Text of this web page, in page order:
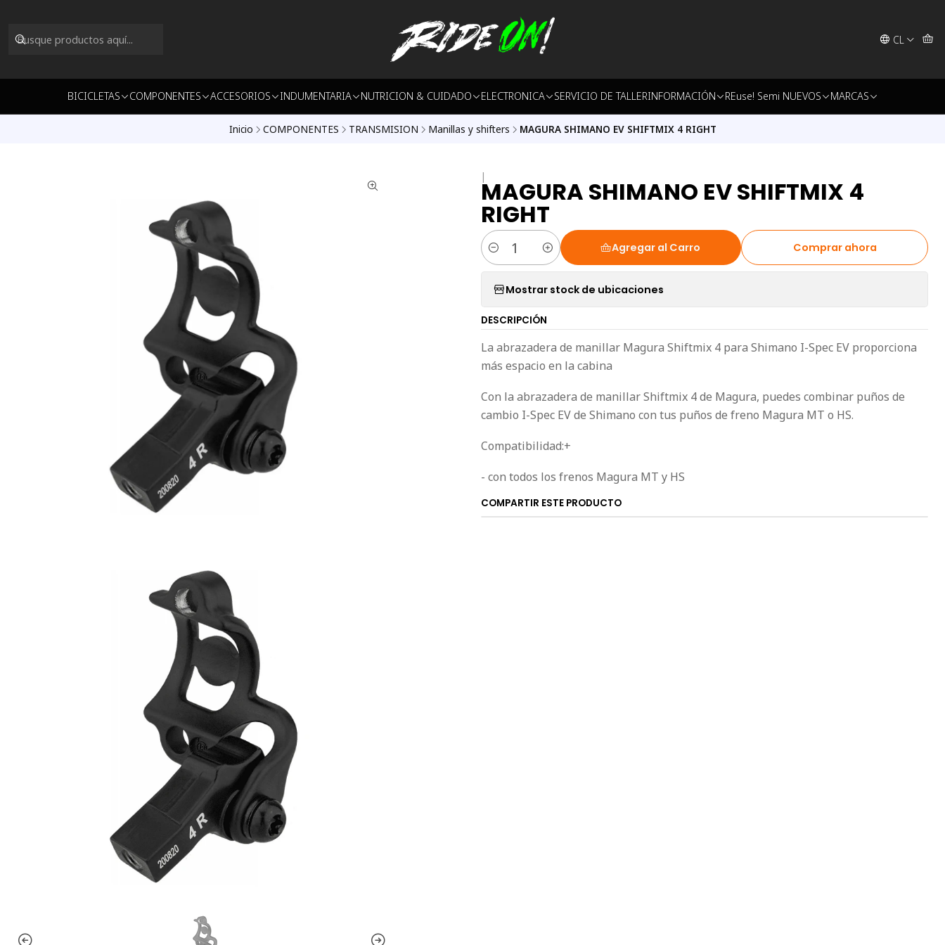
CL
BICICLETAS COMPONENTES ACCESORIOS INDUMENTARIA NUTRICION & CUIDADO ELECTRONICA SERVICIO DE TALLERINFORMACIÓN REuse! Semi NUEVOS MARCAS
Inicio COMPONENTES TRANSMISION Manillas y shifters MAGURA SHIMANO EV SHIFTMIX 4 RIGHT
|MAGURA SHIMANO EV SHIFTMIX 4
RIGHT
Cantidad
Agregar al Carro Comprar ahora
Mostrar stock de ubicaciones
DESCRIPCIÓN
La abrazadera de manillar Magura Shiftmix 4 para Shimano I-Spec EV proporciona
más espacio en la cabina
Con la abrazadera de manillar Shiftmix 4 de Magura, puedes combinar puños de
cambio I-Spec EV de Shimano con tus puños de freno Magura MT o HS.
Compatibilidad:+
- con todos los frenos Magura MT y HS
COMPARTIR ESTE PRODUCTO